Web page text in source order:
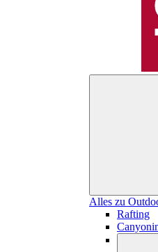
Alles zu
Rafting